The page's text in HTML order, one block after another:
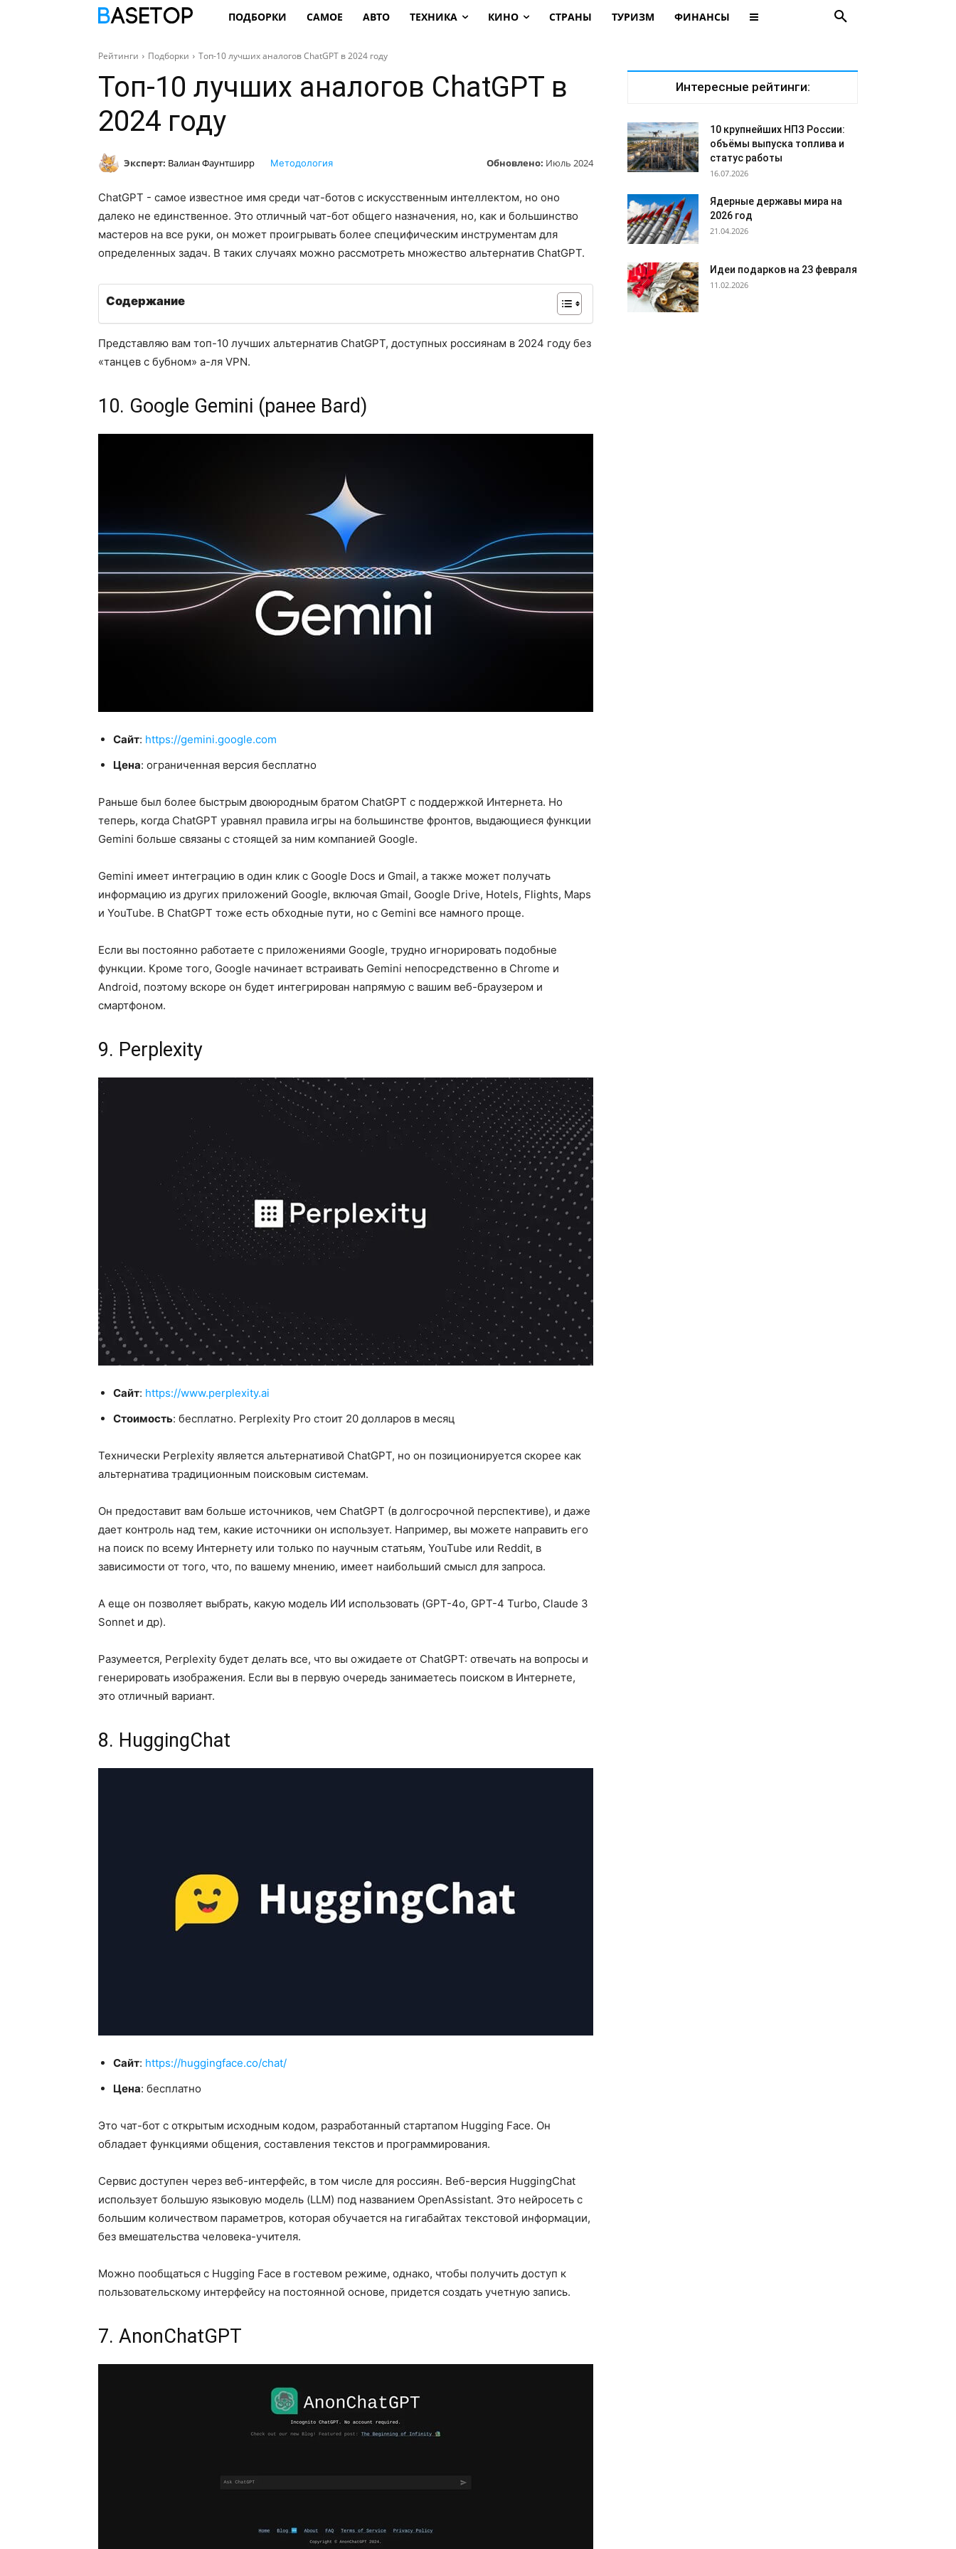
ПОДБОРКИ САМОЕ АВТО ТЕХНИКА КИНО СТРАНЫ ТУРИЗМ ФИНАНСЫ
Рейтинги Подборки Топ-10 лучших аналогов ChatGPT в 2024 году
Топ-10 лучших аналогов ChatGPT в
2024 году
Эксперт: Валиан Фаунтширр Обновлено: Июль 2024
Методология
ChatGPT - самое известное имя среди чат-ботов с искусственным интеллектом, но оно
далеко не единственное. Это отличный чат-бот общего назначения, но, как и большинство
мастеров на все руки, он может проигрывать более специфическим инструментам для
определенных задач. В таких случаях можно рассмотреть множество альтернатив ChatGPT.
Содержание
Представляю вам топ-10 лучших альтернатив ChatGPT, доступных россиянам в 2024 году без
«танцев с бубном» а-ля VPN.
10. Google Gemini (ранее Bard)
Сайт: https://gemini.google.com
Цена: ограниченная версия бесплатно
Раньше был более быстрым двоюродным братом ChatGPT с поддержкой Интернета. Но
теперь, когда ChatGPT уравнял правила игры на большинстве фронтов, выдающиеся функции
Gemini больше связаны с стоящей за ним компанией Google.
Gemini имеет интеграцию в один клик с Google Docs и Gmail, а также может получать
информацию из других приложений Google, включая Gmail, Google Drive, Hotels, Flights, Maps
и YouTube. В ChatGPT тоже есть обходные пути, но с Gemini все намного проще.
Если вы постоянно работаете с приложениями Google, трудно игнорировать подобные
функции. Кроме того, Google начинает встраивать Gemini непосредственно в Chrome и
Android, поэтому вскоре он будет интегрирован напрямую с вашим веб-браузером и
смартфоном.
9. Perplexity
Сайт: https://www.perplexity.ai
Стоимость: бесплатно. Perplexity Pro стоит 20 долларов в месяц
Технически Perplexity является альтернативой ChatGPT, но он позиционируется скорее как
альтернатива традиционным поисковым системам.
Он предоставит вам больше источников, чем ChatGPT (в долгосрочной перспективе), и даже
дает контроль над тем, какие источники он использует. Например, вы можете направить его
на поиск по всему Интернету или только по научным статьям, YouTube или Reddit, в
зависимости от того, что, по вашему мнению, имеет наибольший смысл для запроса.
А еще он позволяет выбрать, какую модель ИИ использовать (GPT-4o, GPT-4 Turbo, Claude 3
Sonnet и др).
Разумеется, Perplexity будет делать все, что вы ожидаете от ChatGPT: отвечать на вопросы и
генерировать изображения. Если вы в первую очередь занимаетесь поиском в Интернете,
это отличный вариант.
8. HuggingChat
Сайт: https://huggingface.co/chat/
Цена: бесплатно
Это чат-бот с открытым исходным кодом, разработанный стартапом Hugging Face. Он
обладает функциями общения, составления текстов и программирования.
Сервис доступен через веб-интерфейс, в том числе для россиян. Веб-версия HuggingChat
использует большую языковую модель (LLM) под названием OpenAssistant. Это нейросеть с
большим количеством параметров, которая обучается на гигабайтах текстовой информации,
без вмешательства человека-учителя.
Можно пообщаться с Hugging Face в гостевом режиме, однако, чтобы получить доступ к
пользовательскому интерфейсу на постоянной основе, придется создать учетную запись.
7. AnonChatGPT
Интересные рейтинги:
10 крупнейших НПЗ России:
объёмы выпуска топлива и
статус работы
16.07.2026
Ядерные державы мира на
2026 год
21.04.2026
Идеи подарков на 23 февраля
11.02.2026